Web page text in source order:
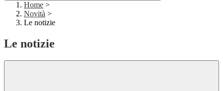
Home >
Novità >
Le notizie
Le notizie